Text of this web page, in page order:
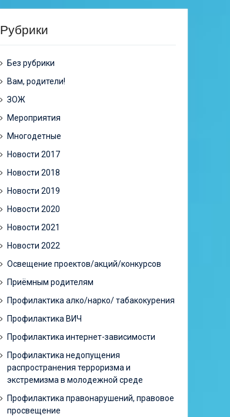
Рубрики
Без рубрики
Вам, родители!
ЗОЖ
Мероприятия
Многодетные
Новости 2017
Новости 2018
Новости 2019
Новости 2020
Новости 2021
Новости 2022
Освещение проектов/акций/конкурсов
Приёмным родителям
Профилактика алко/нарко/ табакокурения
Профилактика ВИЧ
Профилактика интернет-зависимости
Профилактика недопущения
распространения терроризма и
экстремизма в молодежной среде
Профилактика правонарушений, правовое
просвещение